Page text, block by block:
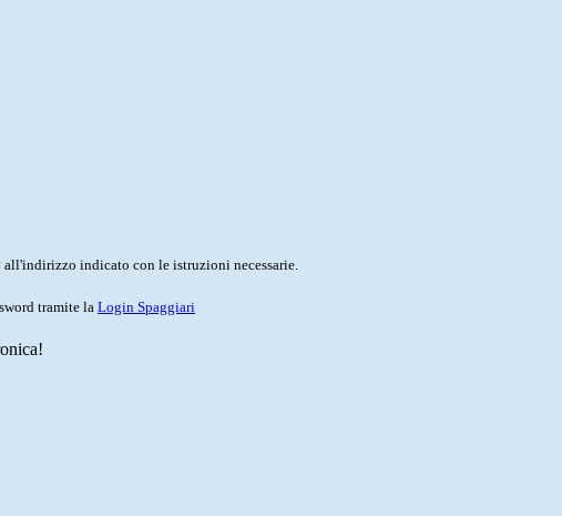
all'indirizzo indicato con le istruzioni necessarie.
tramite la Login Spaggiari